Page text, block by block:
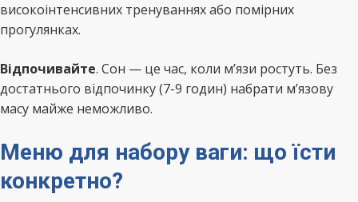
високоінтенсивних тренуваннях або помірних
прогулянках.
Відпочивайте. Сон — це час, коли м’язи ростуть. Без
достатнього відпочинку (7-9 годин) набрати м’язову
масу майже неможливо.
Меню для набору ваги: що їсти
конкретно?